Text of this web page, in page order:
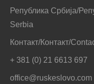
Република Србија/
Serbia
Контакт/Контакт/
+ 381 (0) 21 6613 697
office@ruskeslovo.com